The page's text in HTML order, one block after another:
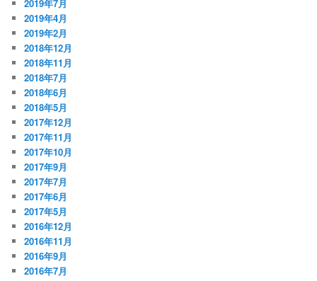
2019年7月
2019年4月
2019年2月
2018年12月
2018年11月
2018年7月
2018年6月
2018年5月
2017年12月
2017年11月
2017年10月
2017年9月
2017年7月
2017年6月
2017年5月
2016年12月
2016年11月
2016年9月
2016年7月